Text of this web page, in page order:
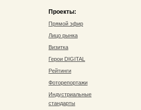
Проекты:
Прямой эфир
Лицо рынка
Визитка
Герои DIGITAL
Рейтинги
Фоторепортажи
Индустриальные
стандарты